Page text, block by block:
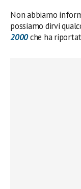
Non abbiamo
possiamo dirvi
2000che ha